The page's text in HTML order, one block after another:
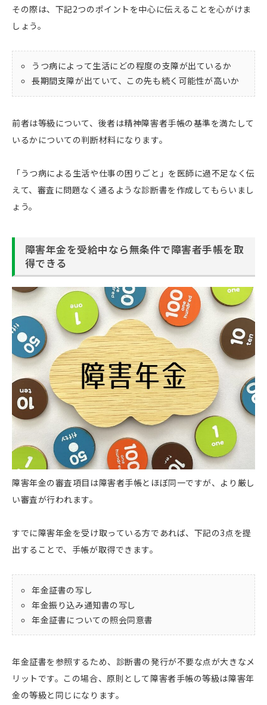
その際は、下記2つのポイントを中心に伝えることを心がけま
しょう。
うつ病によって生活にどの程度の支障が出ているか
長期間支障が出ていて、この先も続く可能性が高いか
前者は等級について、後者は精神障害者手帳の基準を満たして
いるかについての判断材料になります。
「うつ病による生活や仕事の困りごと」を医師に過不足なく伝
えて、審査に問題なく通るような診断書を作成してもらいまし
ょう。
障害年金を受給中なら無条件で障害者手帳を取
得できる
障害年金の審査項目は障害者手帳とほぼ同一ですが、より厳し
い審査が行われます。
すでに障害年金を受け取っている方であれば、下記の3点を提
出することで、手帳が取得できます。
年金証書の写し
年金振り込み通知書の写し
年金証書についての照会同意書
年金証書を参照するため、診断書の発行が不要な点が大きなメ
リットです。この場合、原則として障害者手帳の等級は障害年
金の等級と同じになります。